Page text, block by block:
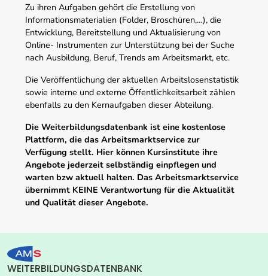
Zu ihren Aufgaben gehört die Erstellung von
Informationsmaterialien (Folder, Broschüren,…), die
Entwicklung, Bereitstellung und Aktualisierung von
Online- Instrumenten zur Unterstützung bei der Suche
nach Ausbildung, Beruf, Trends am Arbeitsmarkt, etc.
Die Veröffentlichung der aktuellen Arbeitslosenstatistik
sowie interne und externe Öffentlichkeitsarbeit zählen
ebenfalls zu den Kernaufgaben dieser Abteilung.
Die Weiterbildungsdatenbank ist eine kostenlose
Plattform, die das Arbeitsmarktservice zur
Verfügung stellt. Hier können Kursinstitute ihre
Angebote jederzeit selbständig einpflegen und
warten bzw aktuell halten. Das Arbeitsmarktservice
übernimmt KEINE Verantwortung für die Aktualität
und Qualität dieser Angebote.
WEITERBILDUNGSDATENBANK